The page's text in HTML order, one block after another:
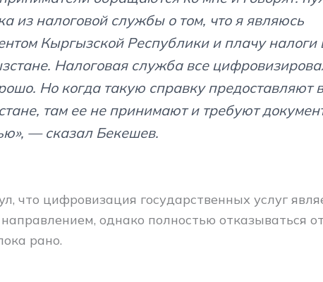
из налоговой службы о том, что я являюсь
Кыргызской Республики и плачу налоги
Налоговая служба все
Но когда такую справку предоставляют в
там ее не принимают и требуют
— сказал Бекешев.
что цифровизация государственных услуг
однако полностью отказываться
рано.